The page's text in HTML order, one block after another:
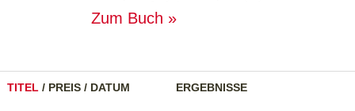
Zum Buch
TITEL / PREIS / DATUM ERGEBNISSE